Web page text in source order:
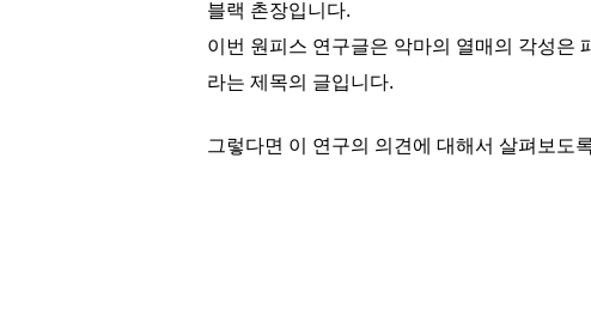
블랙 촌장입니다.
이번 원피스 연구글은 악마의 열매의 각성은
라는 제목의 글입니다.
그렇다면 이 연구의 의견에 대해서 살펴보도